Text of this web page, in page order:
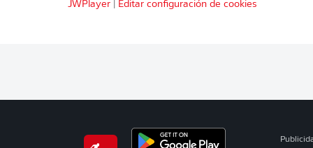
JWPlayer| Editar configuración de cookies